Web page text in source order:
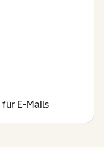
E-Mails